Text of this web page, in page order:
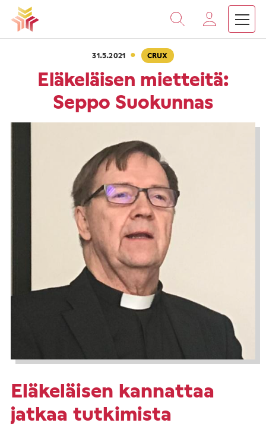
Vieritä
sisältöön
Etusivu Eläkeläisen mietteitä:
31.5.2021 · CRUX
Eläkeläisen mietteitä:
Seppo Suokunnas
Eläkeläisen kannattaa
jatkaa tutkimista